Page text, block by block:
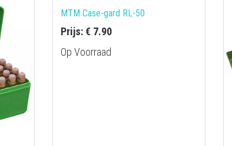
MTM Case-gard RL-50
Prijs: € 7.90
Op Voorraad